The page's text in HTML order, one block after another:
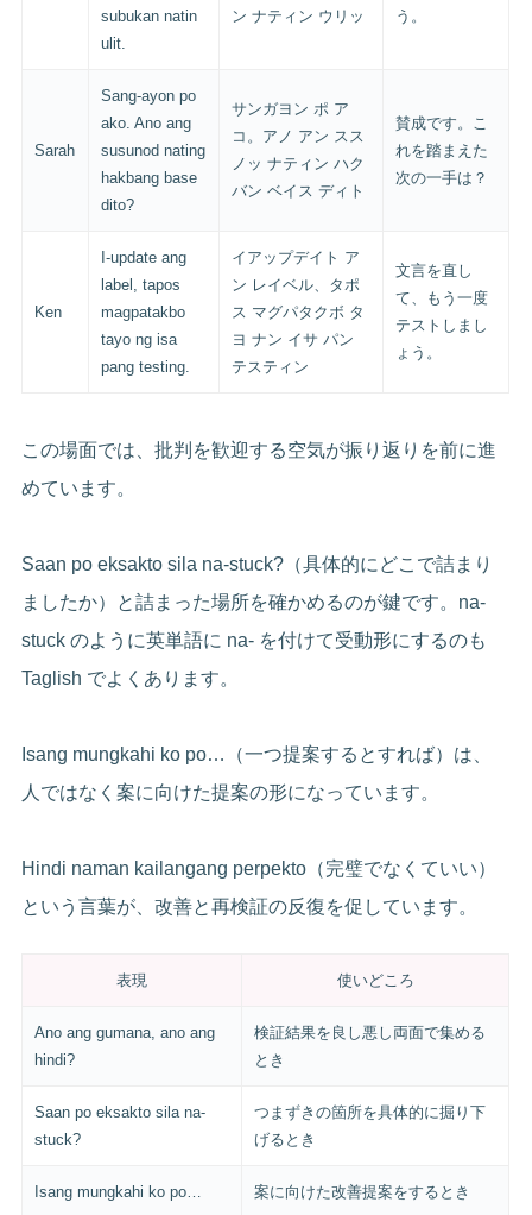
subukan natin
ulit.
ン ナティン ウリッ
う。
Sarah
Sang-ayon po
ako. Ano ang
susunod nating
hakbang base
dito?
サンガヨン ポ ア
コ。アノ アン スス
ノッ ナティン ハク
バン ベイス ディト
賛成です。こ
れを踏まえた
次の一手は？
Ken
I-update ang
label, tapos
magpatakbo
tayo ng isa
pang testing.
イアップデイト ア
ン レイベル、タポ
ス マグパタクボ タ
ヨ ナン イサ パン
テスティン
文言を直し
て、もう一度
テストしまし
ょう。
この場面では、批判を歓迎する空気が振り返りを前に進
めています。
Saan po eksakto sila na-stuck?（具体的にどこで詰まり
ましたか）と詰まった場所を確かめるのが鍵です。na-
stuck のように英単語に na- を付けて受動形にするのも
Taglish でよくあります。
Isang mungkahi ko po…（一つ提案するとすれば）は、
人ではなく案に向けた提案の形になっています。
Hindi naman kailangang perpekto（完璧でなくていい）
という言葉が、改善と再検証の反復を促しています。
表現 使いどころ
Ano ang gumana, ano ang
hindi?
検証結果を良し悪し両面で集める
とき
Saan po eksakto sila na-
stuck?
つまずきの箇所を具体的に掘り下
げるとき
Isang mungkahi ko po… 案に向けた改善提案をするとき